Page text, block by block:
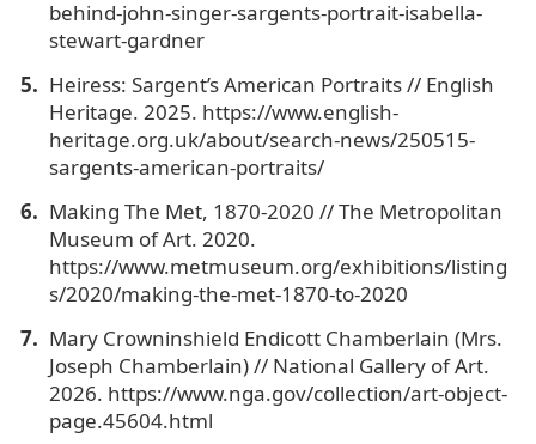
behind-john-singer-sargents-portrait-isabella-
stewart-gardner
Heiress: Sargent’s American Portraits // English
Heritage. 2025. https://www.english-
heritage.org.uk/about/search-news/250515-
sargents-american-portraits/
Making The Met, 1870-2020 // The Metropolitan
Museum of Art. 2020.
https://www.metmuseum.org/exhibitions/listing
s/2020/making-the-met-1870-to-2020
Mary Crowninshield Endicott Chamberlain (Mrs.
Joseph Chamberlain) // National Gallery of Art.
2026. https://www.nga.gov/collection/art-object-
page.45604.html